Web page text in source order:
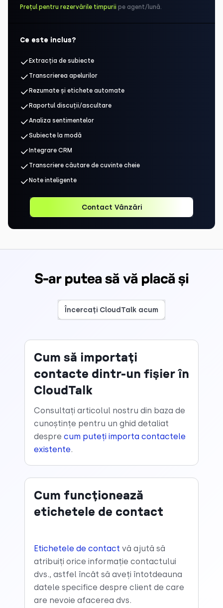
Prețul pentru rezervările timpurii pe agent/lună.
Ce este inclus?
Extracția de subiecte
Transcrierea apelurilor
Rezumate și etichete automate
Raportul discuții/ascultare
Analiza sentimentelor
Subiecte la modă
Integrare CRM
Transcriere căutare de cuvinte cheie
Note inteligente
Contact Vânzări
S-ar putea să vă placă și
Încercați CloudTalk acum
Cum să importați
contacte dintr-un fișier în
CloudTalk
Consultați articolul nostru din baza de
cunoștințe pentru un ghid detaliat
despre cum puteți importa contactele
existente.
Cum funcționează
etichetele de contact
Etichetele de contact vă ajută să
atribuiți orice informație contactului
dvs., astfel încât să aveți întotdeauna
datele specifice despre client de care
are nevoie afacerea dvs.